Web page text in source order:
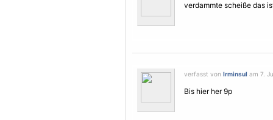
verdammte scheiße das
verfasst von Irminsul am 7.
Bis hier her 9p